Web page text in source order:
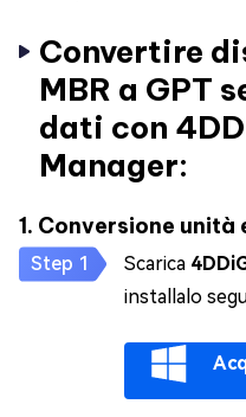
Convertire
MBR a GPT
dati con
Manager:
1. Conversione unità
Scarica
installalo